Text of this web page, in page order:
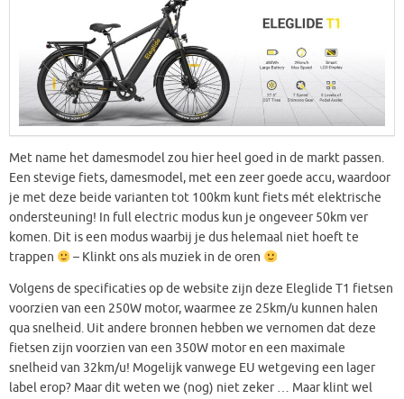
Met name het damesmodel zou hier heel goed in de markt passen.
Een stevige fiets, damesmodel, met een zeer goede accu, waardoor
je met deze beide varianten tot 100km kunt fiets mét elektrische
ondersteuning! In full electric modus kun je ongeveer 50km ver
komen. Dit is een modus waarbij je dus helemaal niet hoeft te
trappen
– Klinkt ons als muziek in de oren
Volgens de specificaties op de website zijn deze Eleglide T1 fietsen
voorzien van een 250W motor, waarmee ze 25km/u kunnen halen
qua snelheid. Uit andere bronnen hebben we vernomen dat deze
fietsen zijn voorzien van een 350W motor en een maximale
snelheid van 32km/u! Mogelijk vanwege EU wetgeving een lager
label erop? Maar dit weten we (nog) niet zeker … Maar klint wel